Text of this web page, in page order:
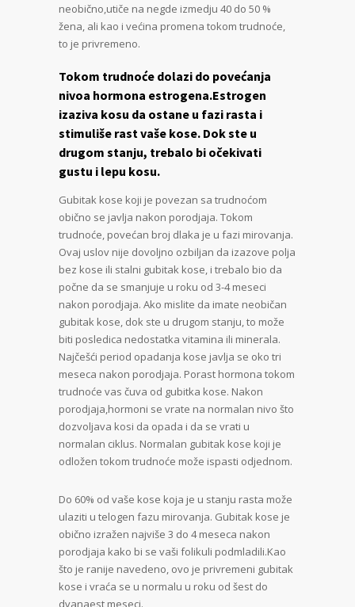
neobično,utiče na negde izmedju 40 do 50 %
žena, ali kao i većina promena tokom trudnoće,
to je privremeno.
Tokom trudnoće dolazi do povećanja
nivoa hormona estrogena.Estrogen
izaziva kosu da ostane u fazi rasta i
stimuliše rast vaše kose. Dok ste u
drugom stanju, trebalo bi očekivati
gustu i lepu kosu.
Gubitak kose koji je povezan sa trudnoćom
obično se javlja nakon porodjaja. Tokom
trudnoće, povećan broj dlaka je u fazi mirovanja.
Ovaj uslov nije dovoljno ozbiljan da izazove polja
bez kose ili stalni gubitak kose, i trebalo bio da
počne da se smanjuje u roku od 3-4 meseci
nakon porodjaja. Ako mislite da imate neobičan
gubitak kose, dok ste u drugom stanju, to može
biti posledica nedostatka vitamina ili minerala.
Najčešći period opadanja kose javlja se oko tri
meseca nakon porodjaja. Porast hormona tokom
trudnoće vas čuva od gubitka kose. Nakon
porodjaja,hormoni se vrate na normalan nivo što
dozvoljava kosi da opada i da se vrati u
normalan ciklus. Normalan gubitak kose koji je
odložen tokom trudnoće može ispasti odjednom.
Do 60% od vaše kose koja je u stanju rasta može
ulaziti u telogen fazu mirovanja. Gubitak kose je
obično izražen najviše 3 do 4 meseca nakon
porodjaja kako bi se vaši folikuli podmladili.Kao
što je ranije navedeno, ovo je privremeni gubitak
kose i vraća se u normalu u roku od šest do